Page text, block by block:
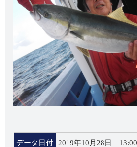
データ日付 2019年10月28日 13:00